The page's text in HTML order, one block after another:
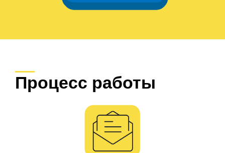
Процесс работы